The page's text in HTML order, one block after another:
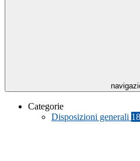
Categorie
Disposizioni generali 18